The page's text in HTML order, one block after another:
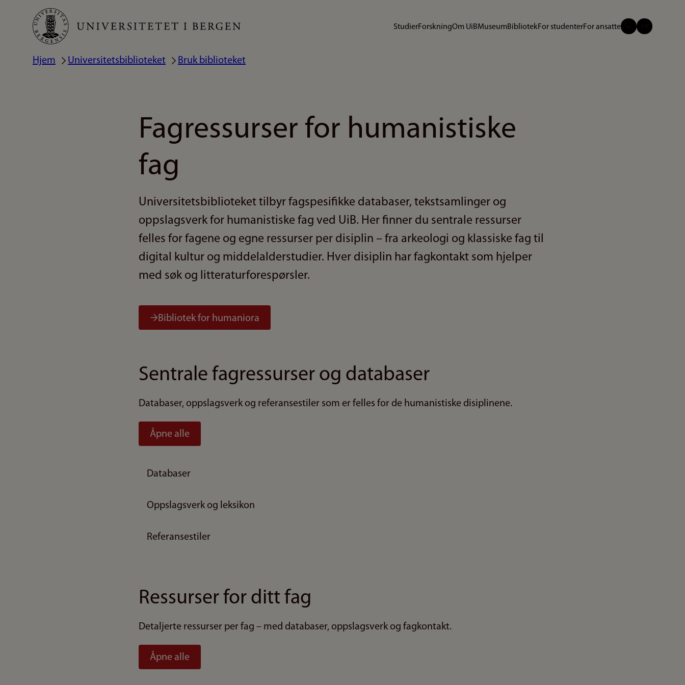
Hopp
hovedinnhold
StudierForskningOm UiBMuseumBibliotekFor studenterFor ansatte
Navigasjonssti
Hjem Universitetsbiblioteket Bruk biblioteket
Fagressurser for humanistiske
fag
Universitetsbiblioteket tilbyr fagspesifikke databaser, tekstsamlinger og
oppslagsverk for humanistiske fag ved UiB. Her finner du sentrale ressurser
felles for fagene og egne ressurser per disiplin – fra arkeologi og klassiske fag til
digital kultur og middelalderstudier. Hver disiplin har fagkontakt som hjelper
med søk og litteraturforespørsler.
Bibliotek for humaniora
Sentrale fagressurser og databaser
Databaser, oppslagsverk og referansestiler som er felles for de humanistiske disiplinene.
Åpne alle
Databaser
Oppslagsverk og leksikon
Referansestiler
Ressurser for ditt fag
Detaljerte ressurser per fag – med databaser, oppslagsverk og fagkontakt.
Åpne alle